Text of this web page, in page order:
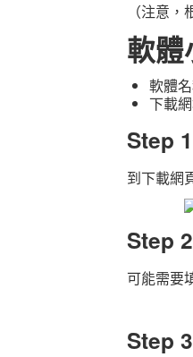
（注意
軟
軟體
下載網
Step 1
到下載網
Step 2
可能需要
Step 3